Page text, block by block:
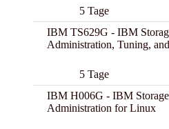
5 Tage
IBM TS629G - IBM
Administration, Tuning,
5 Tage
IBM H006G - IBM Storage
Administration for Linux